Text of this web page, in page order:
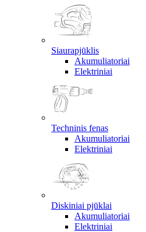
Siaurapjūklis
Akumuliatoriai
Elektriniai
Techninis fenas
Akumuliatoriai
Elektriniai
Diskiniai pjūklai
Akumuliatoriai
Elektriniai